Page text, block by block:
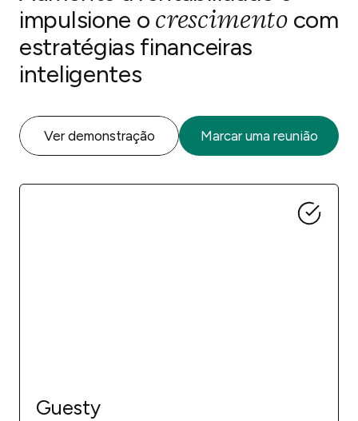
impulsione o crescimentocom
estratégias financeiras
inteligentes
Ver demonstração Marcar uma reunião
Guesty